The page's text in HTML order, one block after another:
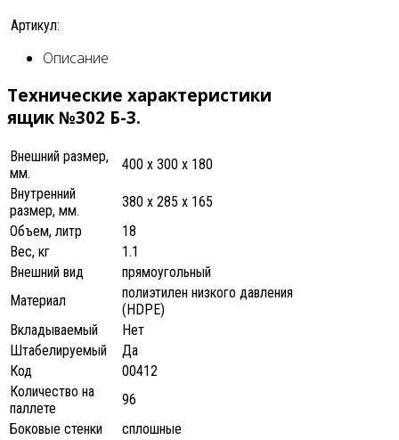
Артикул:
Описание
Технические характеристики
ящик №302 Б-3.
Внешний размер,
мм.
400 x 300 x 180
Внутренний
размер, мм.
380 x 285 x 165
Объем, литр
18
Вес, кг
1.1
Внешний вид
прямоугольный
Материал
полиэтилен низкого давления
(HDPE)
Вкладываемый
Нет
Штабелируемый
Да
Код
00412
Количество на
паллете
96
Боковые стенки
сплошные